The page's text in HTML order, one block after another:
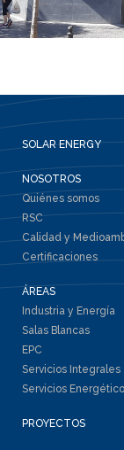
SOLAR ENERGY
NOSOTROS
Quiénes somos
RSC
Calidad y
Certificaciones
ÁREAS
Industria y Energía
Salas Blancas
EPC
Servicios Integrales
Servicios
PROYECTOS